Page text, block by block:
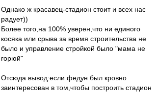
Однако ж красавец-стадион стоит и всех нас
радует))
Более того,на 100% уверен,что ни единого
косяка или срыва за время строительства не
было и управление стройкой было "мама не
горюй"
Отсюда вывод:если федун был кровно
заинтересован в том,чтобы построить стадион